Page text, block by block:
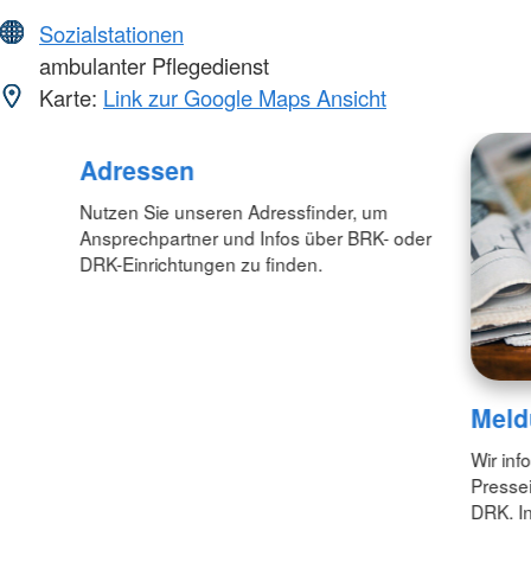
Sozialstationen
ambulanter Pflegedienst
Karte: Link zur Google Maps Ansicht
Adressen
Nutzen Sie unseren Adressfinder, um
Ansprechpartner und Infos über BRK- oder
DRK-Einrichtungen zu finden.
Wir
DRK.